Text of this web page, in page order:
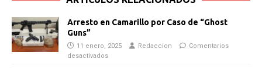
Arresto en Camarillo por Caso de “Ghost
Guns”
11 enero, 2025 Redaccion
Comentarios
desactivados